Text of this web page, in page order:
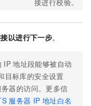
以进行下一步。
IP 地址段能够被自动
目标库的安全设置
务器的访问。更多信
服务器 IP 地址白名